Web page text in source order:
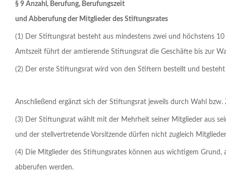
§ 9 Anzahl, Berufung, Berufungszeit
und Abberufung der Mitglieder des Stiftungsrates
(1) Der Stiftungsrat besteht aus mindestens zwei und höchstens
Amtszeit führt der amtierende Stiftungsrat die Geschäfte bis zur
(2) Der erste Stiftungsrat wird von den Stiftern bestellt und besteht
Anschließend ergänzt sich der Stiftungsrat jeweils durch Wahl
(3) Der Stiftungsrat wählt mit der Mehrheit seiner Mitglieder aus
und der stellvertretende Vorsitzende dürfen nicht zugleich
(4) Die Mitglieder des Stiftungsrates können aus wichtigem
abberufen werden.